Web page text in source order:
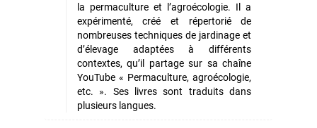
la permaculture et l’agroécologie. Il a
expérimenté, créé et répertorié de
nombreuses techniques de jardinage et
d’élevage adaptées à différents
contextes, qu’il partage sur sa chaîne
YouTube « Permaculture, agroécologie,
etc. ». Ses livres sont traduits dans
plusieurs langues.